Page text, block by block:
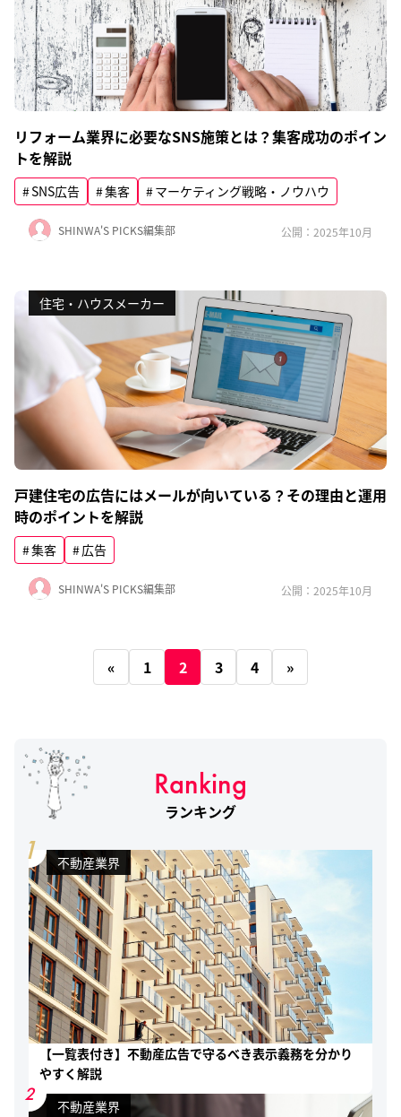
リフォーム業界に必要なSNS施策とは？集客成功のポイン
トを解説
SNS広告 集客 マーケティング戦略・ノウハウ
SHINWA'S PICKS編集部 公開：2025年10月
住宅・ハウスメーカー
戸建住宅の広告にはメールが向いている？その理由と運用
時のポイントを解説
集客 広告
SHINWA'S PICKS編集部 公開：2025年10月
« 1 2 3 4 »
Ranking
ランキング
1 不動産業界
【一覧表付き】不動産広告で守るべき表示義務を分かり
やすく解説
2
不動産業界